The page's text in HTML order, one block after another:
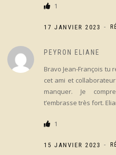
1
17 JANVIER 2023 -
PEYRON ELIANE
Bravo Jean-François tu
cet ami et
manquer. Je
t’embrasse très fort.
1
15 JANVIER 2023 -